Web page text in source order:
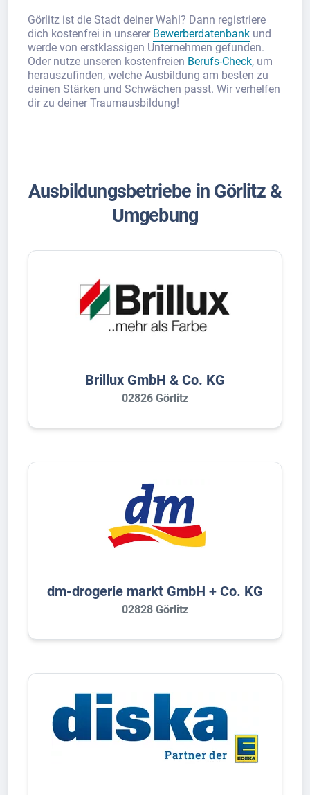
Görlitz ist die Stadt deiner Wahl? Dann registriere
dich kostenfrei in unserer Bewerberdatenbank und
werde von erstklassigen Unternehmen gefunden.
Oder nutze unseren kostenfreien Berufs-Check, um
herauszufinden, welche Ausbildung am besten zu
deinen Stärken und Schwächen passt. Wir verhelfen
dir zu deiner Traumausbildung!
Ausbildungsbetriebe in Görlitz &
Umgebung
Brillux GmbH & Co. KG
02826 Görlitz
dm-drogerie markt GmbH + Co. KG
02828 Görlitz